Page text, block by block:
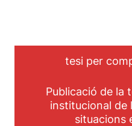
tesi per
Publicació de la
institucional de
situacions